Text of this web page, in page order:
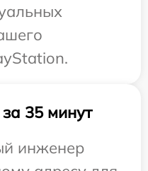
35 минут
инженер